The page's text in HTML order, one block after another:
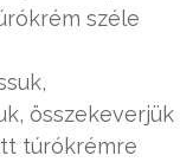
széle
összekeverjük
túrókrémre